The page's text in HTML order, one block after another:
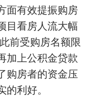
面有效提振购房
目看房人流大幅
前受购房名额限
加上公积金贷款
购房者的资金压
的利好。